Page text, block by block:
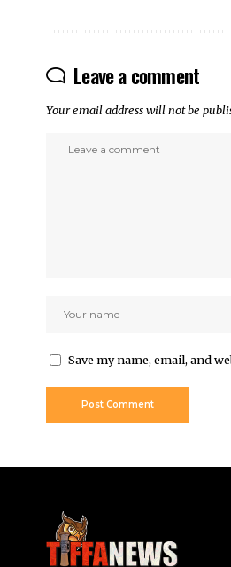
Leave a comment
Your email address will not be
Save my name, email, and